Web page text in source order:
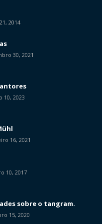
2014
30, 2021
10, 2023
16, 2021
10, 2017
sobre o tangram.
15, 2020